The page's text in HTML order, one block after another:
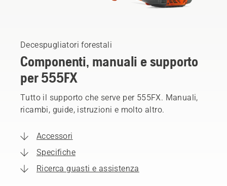
Decespugliatori forestali
Componenti, manuali e supporto
per 555FX
Tutto il supporto che serve per 555FX. Manuali,
ricambi, guide, istruzioni e molto altro.
Accessori
Specifiche
Ricerca guasti e assistenza